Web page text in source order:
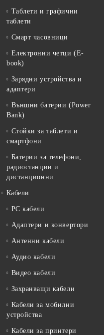
Таблети и графични
таблети
Смарт часовници
Електронни четци (E-
book)
Зарядни устройства и
адаптери
Външни батерии (Power
Bank)
Стойки за таблети и
смартфони
Батерии за телефони,
радиостанции и
дистанционни
Кабели
PC кабели
Адаптери и конвертори
Антенни кабели
Аудио кабели
Видео кабели
Захранващи кабели
Кабели за мобилни
устройства
Кабели за принтери